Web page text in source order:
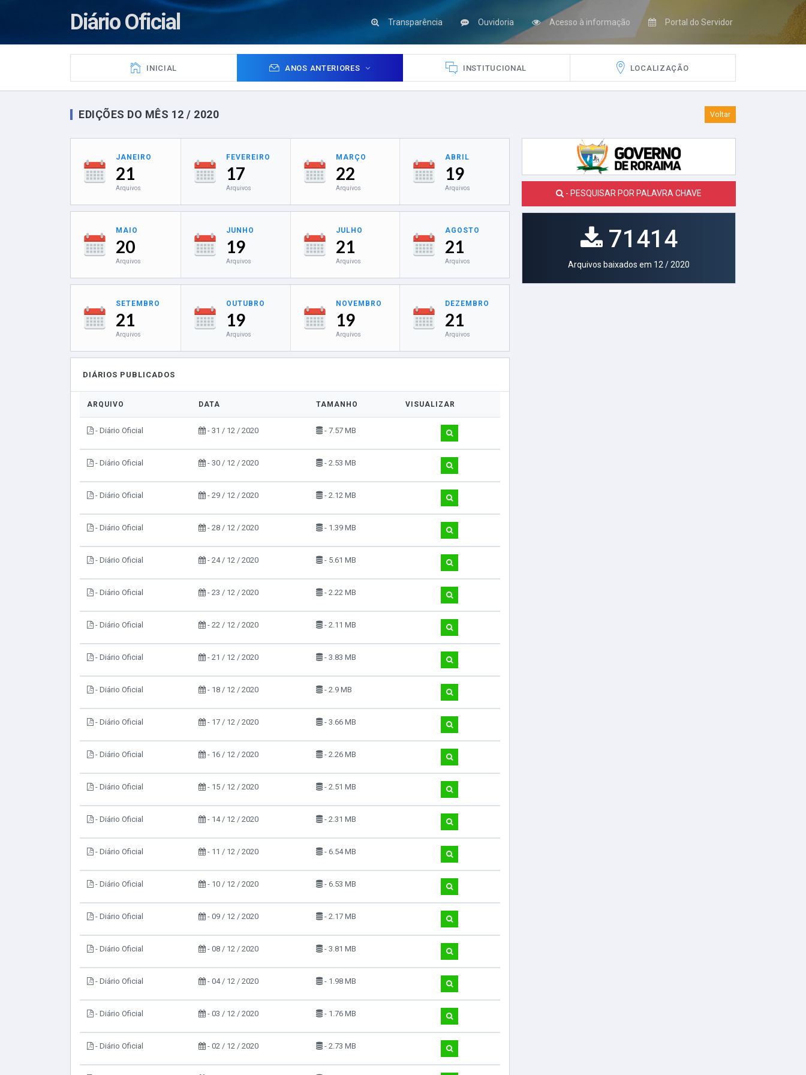
Diário Oficial Transparência Ouvidoria Acesso à informação Portal do Servidor
INICIAL ANOS ANTERIORES INSTITUCIONAL LOCALIZAÇÃO
Voltar
EDIÇÕES DO MÊS 12 / 2020
JANEIRO
21
Arquivos
FEVEREIRO
17
Arquivos
MARÇO
22
Arquivos
ABRIL
19
Arquivos
MAIO
20
Arquivos
JUNHO
19
Arquivos
JULHO
21
Arquivos
AGOSTO
21
Arquivos
SETEMBRO
21
Arquivos
OUTUBRO
19
Arquivos
NOVEMBRO
19
Arquivos
DEZEMBRO
21
Arquivos
DIÁRIOS PUBLICADOS
ARQUIVO DATA TAMANHO VISUALIZAR
- Diário Oficial - 31 / 12 / 2020 - 7.57 MB
- Diário Oficial - 30 / 12 / 2020 - 2.53 MB
- Diário Oficial - 29 / 12 / 2020 - 2.12 MB
- Diário Oficial - 28 / 12 / 2020 - 1.39 MB
- Diário Oficial - 24 / 12 / 2020 - 5.61 MB
- Diário Oficial - 23 / 12 / 2020 - 2.22 MB
- Diário Oficial - 22 / 12 / 2020 - 2.11 MB
- Diário Oficial - 21 / 12 / 2020 - 3.83 MB
- Diário Oficial - 18 / 12 / 2020 - 2.9 MB
- Diário Oficial - 17 / 12 / 2020 - 3.66 MB
- Diário Oficial - 16 / 12 / 2020 - 2.26 MB
- Diário Oficial - 15 / 12 / 2020 - 2.51 MB
- Diário Oficial - 14 / 12 / 2020 - 2.31 MB
- Diário Oficial - 11 / 12 / 2020 - 6.54 MB
- Diário Oficial - 10 / 12 / 2020 - 6.53 MB
- Diário Oficial - 09 / 12 / 2020 - 2.17 MB
- Diário Oficial - 08 / 12 / 2020 - 3.81 MB
- Diário Oficial - 04 / 12 / 2020 - 1.98 MB
- Diário Oficial - 03 / 12 / 2020 - 1.76 MB
- Diário Oficial - 02 / 12 / 2020 - 2.73 MB
- PESQUISAR POR PALAVRA CHAVE
71414
Arquivos baixados em 12 / 2020